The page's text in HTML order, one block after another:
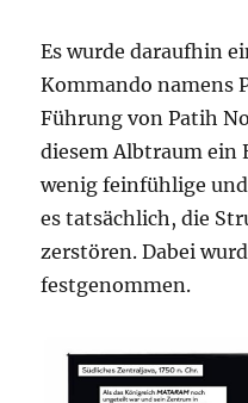
Es wurde daraufhin
Kommando namens
Führung von Patih
diesem Albtraum ein
wenig feinfühlige
es tatsächlich, die
zerstören. Dabei
festgenommen.